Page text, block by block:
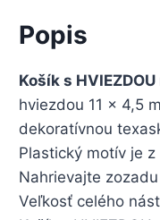
Popis
Košík s
hviezdou 11 x 4,5
dekoratívnou
Plastický motív je
Nahrievajte
Veľkosť celého